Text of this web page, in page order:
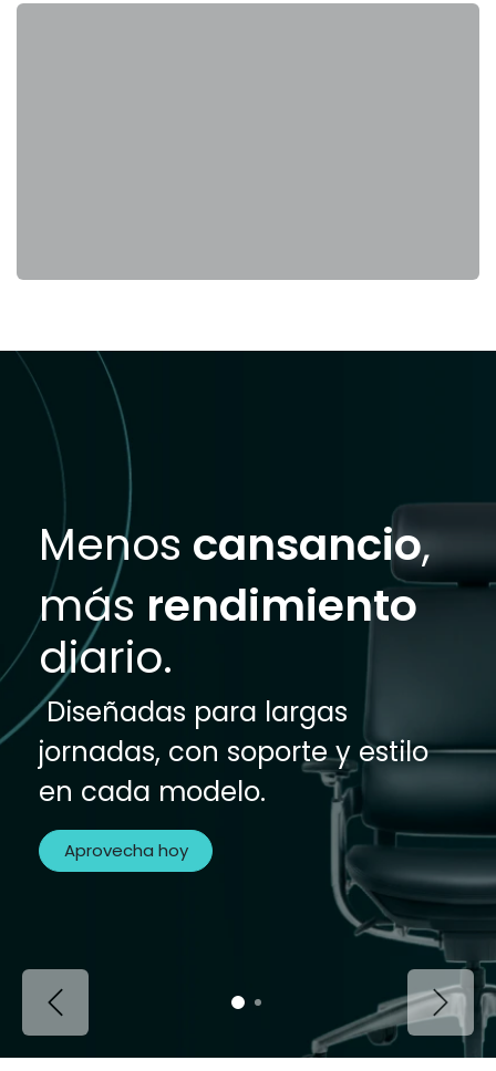
Menos cansancio,
más rendimiento
diario.
Diseñadas para largas
jornadas, con soporte y estilo
en cada modelo.
Aprovecha hoy
Previous Next